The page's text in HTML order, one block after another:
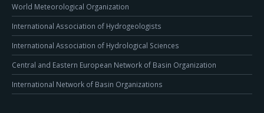
World Meteorological Organization
International Association of Hydrogeologists
International Association of Hydrological Sciences
Central and Eastern European Network of Basin Organization
International Network of Basin Organizations